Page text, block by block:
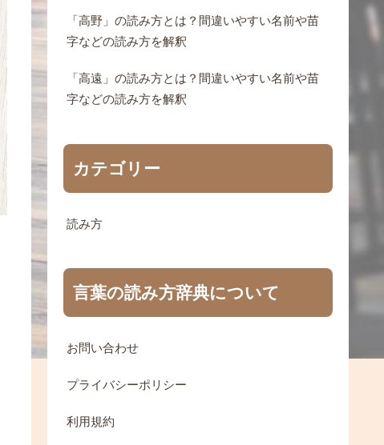
「高野」の読み方とは？間違いやすい名前や苗
字などの読み方を解釈
「高遠」の読み方とは？間違いやすい名前や苗
字などの読み方を解釈
カテゴリー
読み方
言葉の読み方辞典について
お問い合わせ
プライバシーポリシー
利用規約